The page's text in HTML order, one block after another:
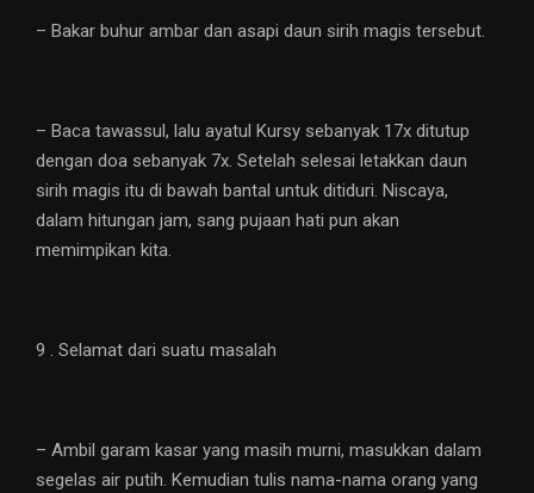
– Bakar buhur ambar dan asapi daun sirih magis tersebut.
– Baca tawassul, lalu ayatul Kursy sebanyak 17x ditutup
dengan doa sebanyak 7x. Setelah selesai letakkan daun
sirih magis itu di bawah bantal untuk ditiduri. Niscaya,
dalam hitungan jam, sang pujaan hati pun akan
memimpikan kita.
9 . Selamat dari suatu masalah
– Ambil garam kasar yang masih murni, masukkan dalam
segelas air putih. Kemudian tulis nama-nama orang yang